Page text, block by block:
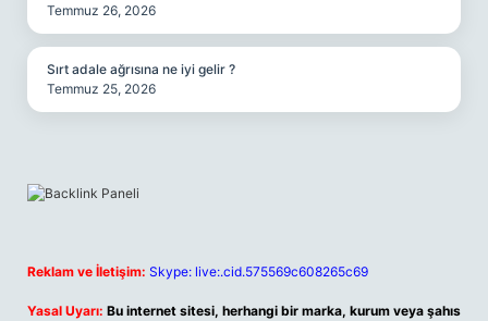
Temmuz 26, 2026
Sırt adale ağrısına ne iyi gelir ?
Temmuz 25, 2026
Reklam ve İletişim: Skype: live:.cid.575569c608265c69
Yasal Uyarı: Bu internet sitesi, herhangi bir marka, kurum veya şahıs